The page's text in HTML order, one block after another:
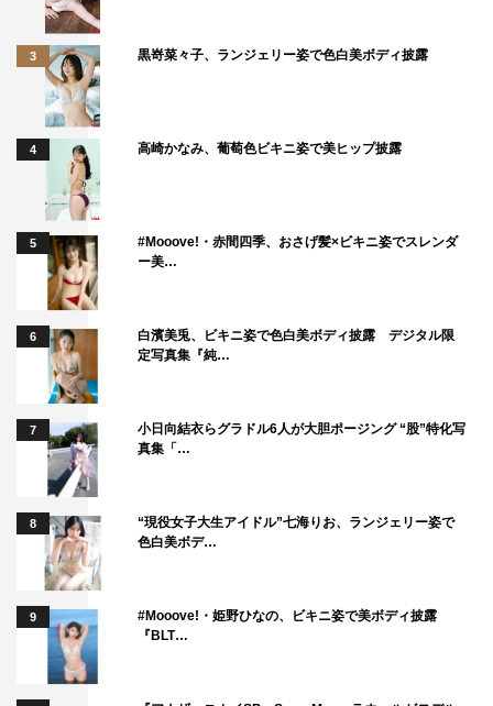
3 黒嵜菜々子、ランジェリー姿で色白美ボディ披露
4 高崎かなみ、葡萄色ビキニ姿で美ヒップ披露
5
#Mooove!・赤間四季、おさげ髪×ビキニ姿でスレンダ
ー美…
6
白濱美兎、ビキニ姿で色白美ボディ披露 デジタル限
定写真集『純…
7
小日向結衣らグラドル6人が大胆ポージング “股”特化写
真集「…
8
“現役女子大生アイドル”七海りお、ランジェリー姿で
色白美ボデ…
9
#Mooove!・姫野ひなの、ビキニ姿で美ボディ披露
『BLT…